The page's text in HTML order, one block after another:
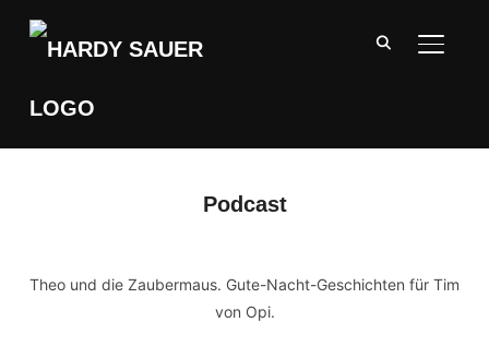
Podcast
Theo und die Zaubermaus. Gute-Nacht-Geschichten für Tim
von Opi.